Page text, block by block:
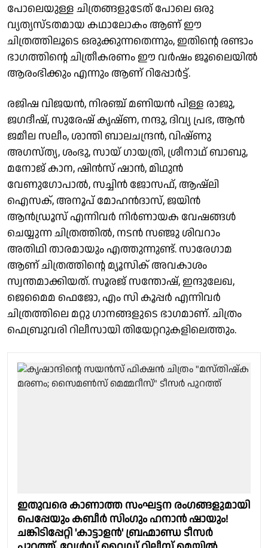
പോലെയുള്ള ചിത്രങ്ങളുടേത് പോലെ ഒരു
വ്യത്യസ്ടതമായ കഥാലോകം ആണ് ഈ
ചിത്രത്തിലൂടെ ഒരുക്കുന്നതെന്നും, ഇതിൻ്റെ രണ്ടാം
ഭാഗത്തിൻ്റെ ചിത്രീകരണം ഈ വർഷം ജൂലൈയിൽ
ആരംഭിക്കും എന്നും ആണ് റിപ്പോർട്ട്.
രജിഷ വിജയൻ, നിരഞ്ച് മണിയൻ പിള്ള രാജു,
ജഗദീഷ്, സുരേഷ് കൃഷ്ണ, നന്ദു, ദിവ്യ പ്രഭ, ആൻ
ജമീല സലീം, ശാന്തി ബാലചന്ദ്രൻ, വിഷ്ണു
അഗസ്ത്യ, ശംഭു, സായ് ഗായത്രി, ശ്രീനാഥ് ബാബു,
മനോജ് കാന, ഷിൻസ് ഷാൻ, മിഥുൻ
വേണുഗോപാൽ, സച്ചിൻ ജോസഫ്, ആഷ്‌ലി
ഐസക്, അനൂപ് മോഹൻദാസ്, ജയിൻ
ആൻഡ്രൂസ് എന്നിവർ നിർണായക വേഷങ്ങൾ
ചെയ്യുന്ന ചിത്രത്തിൽ, നടൻ സഞ്ജു ശിവറാം
അതിഥി താരമായും എത്തുന്നുണ്ട്. സാരേഗാമ
ആണ് ചിത്രത്തിൻ്റെ മ്യൂസിക് അവകാശം
സ്വന്തമാക്കിയത്. സൂരജ് സന്തോഷ്, ഇന്ദുലേഖ,
ജെമൈമ ഫെജോ, എം സി കൂപ്പർ എന്നിവർ
ചിത്രത്തിലെ മറ്റു ഗാനങ്ങളുടെ ഭാഗമാണ്. ചിത്രം
ഫെബ്രുവരി റിലീസായി തിയേറ്ററുകളിലെത്തും.
ഇതുവരെ കാണാത്ത സംഘട്ടന രംഗങ്ങളുമായി
പെപ്പേയും കബീർ സിംഗും ഹനാൻ ഷായും!
ചങ്കിടിപ്പേറ്റി 'കാട്ടാളൻ' ബ്രഹ്മാണ്ഡ ടീസർ